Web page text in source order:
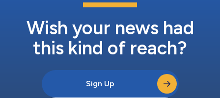
Wish your news had
this kind of reach?
Sign Up